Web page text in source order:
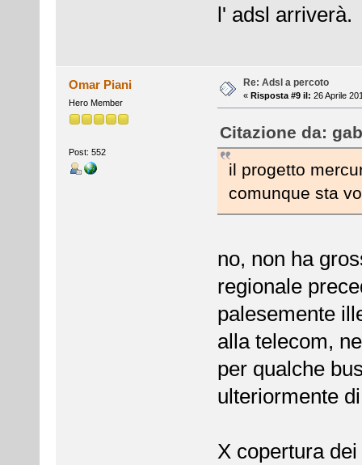
l' adsl arriverà.
Omar Piani
Hero Member
Post: 552
Re: Adsl a percoto
« Risposta #9 il: 26 Aprile
Citazione da:
il progetto
comunque sta
no, non ha
regionale
palesemente
alla telecom,
per qualche
ulteriormente
X copertura